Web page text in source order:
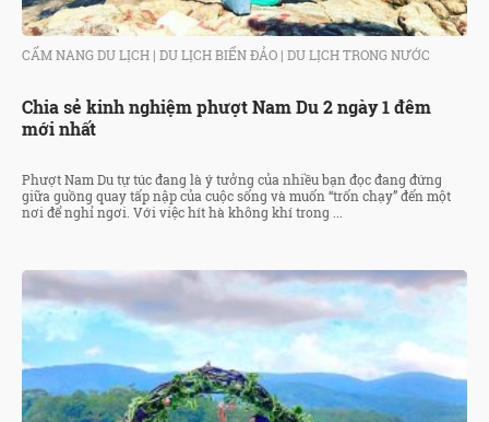
CẨM NANG DU LỊCH | DU LỊCH BIỂN ĐẢO | DU LỊCH TRONG NƯỚC
Chia sẻ kinh nghiệm phượt Nam Du 2 ngày 1 đêm
mới nhất
Phượt Nam Du tự túc đang là ý tưởng của nhiều bạn đọc đang đứng
giữa guồng quay tấp nập của cuộc sống và muốn “trốn chạy” đến một
nơi để nghỉ ngơi. Với việc hít hà không khí trong ...